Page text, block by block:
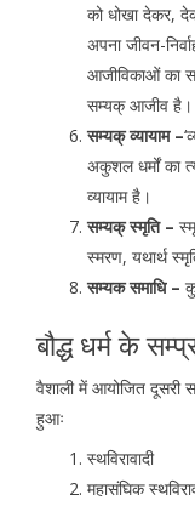
को धोखा देकर,
अपना जीवन-
आजीविकाओं का
सम्यक् आजीव है।
सम्यक् व्यायाम –
अकुशल धर्मों का
व्यायाम है।
सम्यक् स्मृति –
स्मरण, यथार्थ
सम्यक समाधि –
बौद्ध धर्म के
वैशाली में आयोजित दूसरी
हुआः
स्थविरावादी
महासंघिक